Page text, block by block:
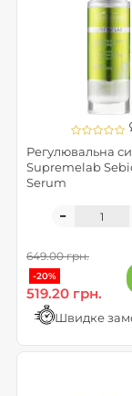
Регулювальна
Supremelab
Serum
649.00 грн.
-20%
519.20 грн.
Швидке